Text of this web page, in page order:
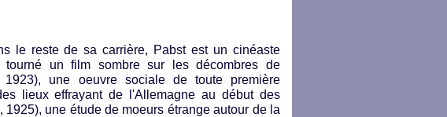
le reste de sa carrière, Pabst est un cinéaste
tourné un film sombre sur les décombres de
1923), une oeuvre sociale de toute première
lieux effrayant de l'Allemagne au début des
, 1925), une étude de moeurs étrange autour de la